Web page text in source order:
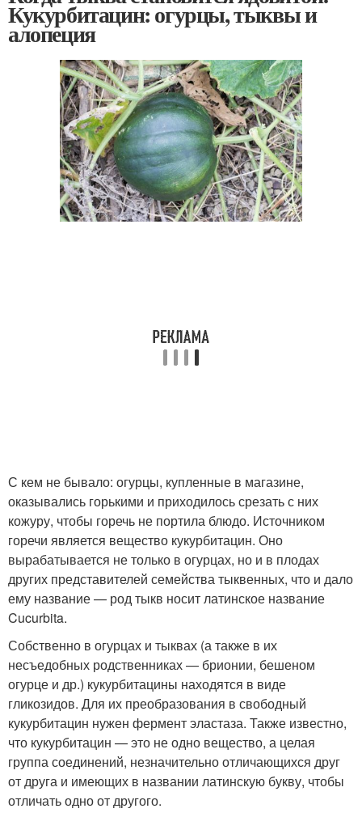
Кукурбитацин: огурцы, тыквы и
алопеция
С кем не бывало: огурцы, купленные в магазине,
оказывались горькими и приходилось срезать с них
кожуру, чтобы горечь не портила блюдо. Источником
горечи является вещество кукурбитацин. Оно
вырабатывается не только в огурцах, но и в плодах
других представителей семейства тыквенных, что и дало
ему название — род тыкв носит латинское название
Cucurbita.
Собственно в огурцах и тыквах (а также в их
несъедобных родственниках — брионии, бешеном
огурце и др.) кукурбитацины находятся в виде
гликозидов. Для их преобразования в свободный
кукурбитацин нужен фермент эластаза. Также известно,
что кукурбитацин — это не одно вещество, а целая
группа соединений, незначительно отличающихся друг
от друга и имеющих в названии латинскую букву, чтобы
отличать одно от другого.